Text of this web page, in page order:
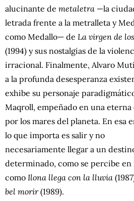
alucinante de metaletra —la
letrada frente a la metralleta y
como Medallo— de La virgen de
(1994) y sus nostalgias de la
irracional. Finalmente, Alvaro
a la profunda desesperanza
exhibe su personaje
Maqroll, empeñado en una
por los mares del planeta. En esa
lo que importa es salir y no
necesariamente llegar a un
determinado, como se percibe en
como Ilona llega con la lluvia
bel morir(1989).